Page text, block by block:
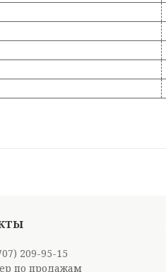
209-95-15
по продажам